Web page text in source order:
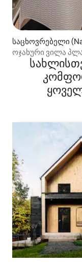
საცხოვრებელი
ოჯახური ვილა